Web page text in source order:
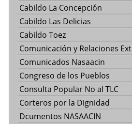
Cabildo La Concepción
Cabildo Las Delicias
Cabildo Toez
Comunicación y Relaciones
Comunicados Nasaacin
Congreso de los Pueblos
Consulta Popular No al TLC
Corteros por la Dignidad
Dcumentos NASAACIN